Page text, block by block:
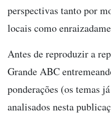
perspectivas tanto por
locais como
Antes de reproduzir a
Grande ABC
ponderações (os temas
analisados nesta